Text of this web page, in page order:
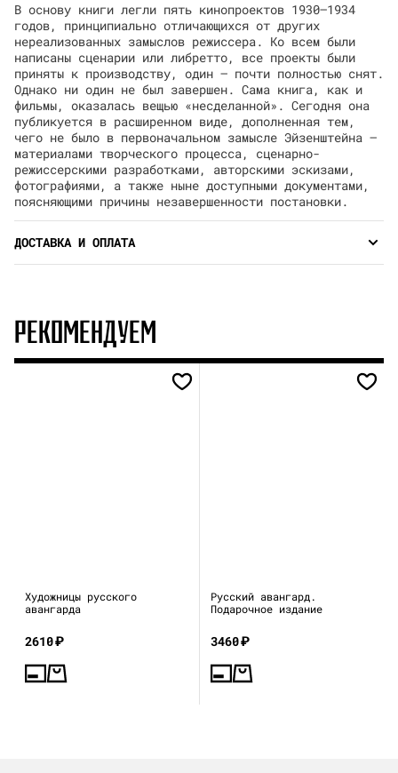
В основу книги легли пять кинопроектов 1930–1934
годов, принципиально отличающихся от других
нереализованных замыслов режиссера. Ко всем были
написаны сценарии или либретто, все проекты были
приняты к производству, один — почти полностью снят.
Однако ни один не был завершен. Сама книга, как и
фильмы, оказалась вещью «несделанной». Сегодня она
публикуется в расширенном виде, дополненная тем,
чего не было в первоначальном замысле Эйзенштейна —
материалами творческого процесса, сценарно-
режиссерскими разработками, авторскими эскизами,
фотографиями, а также ныне доступными документами,
поясняющими причины незавершенности постановки.
ДОСТАВКА И ОПЛАТА
РЕКОМЕНДУЕМ
Художницы русского
авангарда
2610₽
Русский авангард.
Подарочное издание
3460₽